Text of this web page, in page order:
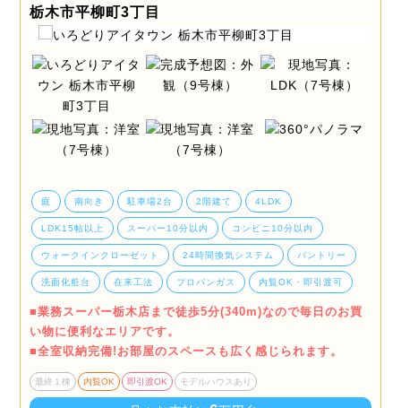
栃木市平柳町3丁目
庭 南向き 駐車場2台 2階建て 4LDK
LDK15帖以上 スーパー10分以内 コンビニ10分以内
ウォークインクローゼット 24時間換気システム パントリー
洗面化粧台 在来工法 プロパンガス 内覧OK・即引渡可
■業務スーパー栃木店まで徒歩5分(340m)なので毎日のお買
い物に便利なエリアです。
■全室収納完備!お部屋のスペースも広く感じられます。
最終１棟 内覧OK 即引渡OK モデルハウスあり